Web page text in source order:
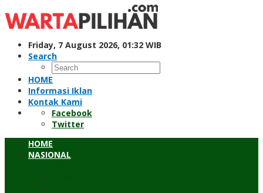
to
content
Friday, 7 August 2026, 01:32 WIB
Search
HOME
Informasi Iklan
Kontak Kami
Facebook
Twitter
HOME
NASIONAL